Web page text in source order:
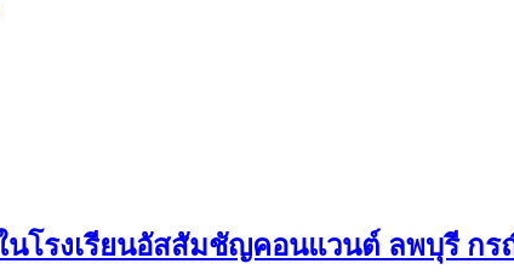
โรงเรียนอัสสัมชัญคอนแวนต์ ลพบุรี ก